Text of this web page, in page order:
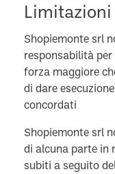
Shopiemonte srl
responsabilità
forza maggiore
di dare
concordati
Shopiemonte srl
di alcuna parte in
subiti a seguito